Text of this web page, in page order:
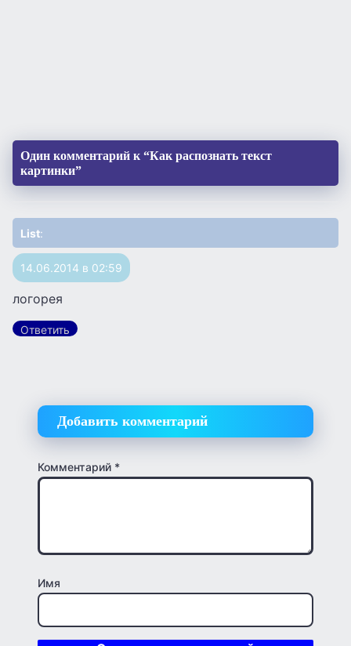
Один комментарий к “Как распознать текст
картинки”
List:
14.06.2014 в 02:59
логорея
Ответить
Добавить комментарий
Комментарий *
Имя